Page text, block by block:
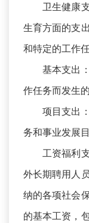
卫生健康支
生育方面的支
和特定的工作
基本支出：
作任务而发生
项目支出：
务和事业发展
工资福利支
外长期聘用人
纳的各项社会
的基本工资，